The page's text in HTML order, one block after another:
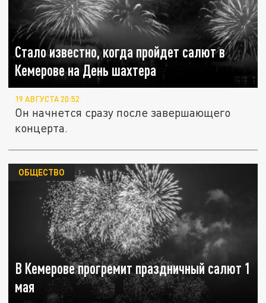
Стало известно, когда пройдет салют в
Кемерове на День шахтера
19 АВГУСТА 20:52
Он начнется сразу после завершающего
концерта.
В Кемерове прогремит праздничный салют 1
мая
ОБЩЕСТВО